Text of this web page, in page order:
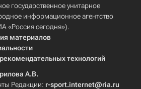
государственное унитарное
информационное агентство
«Россия сегодня»).
материалов
технологий
А.В.
Редакции: r-sport.internet@ria.ru